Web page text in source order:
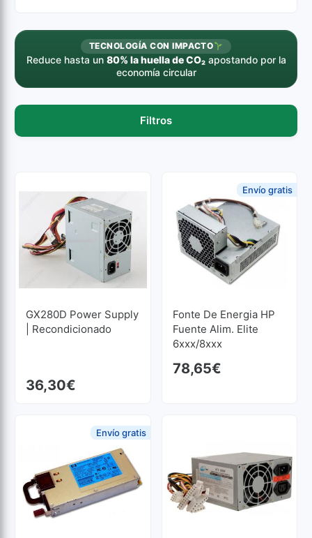
TECNOLOGÍA CON IMPACTO
Reduce hasta un 80% la huella de CO₂apostando por la
economía circular
Filtros
GX280D Power Supply
| Recondicionado
36,30€
Fonte De Energia HP
Fuente Alim. Elite
6xxx/8xxx
78,65€
Envío gratis
Envío gratis